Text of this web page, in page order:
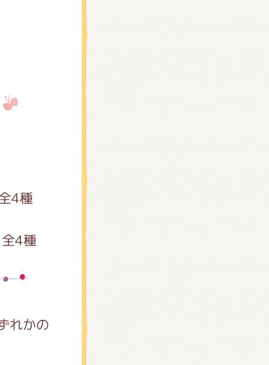
4種
種
れかの